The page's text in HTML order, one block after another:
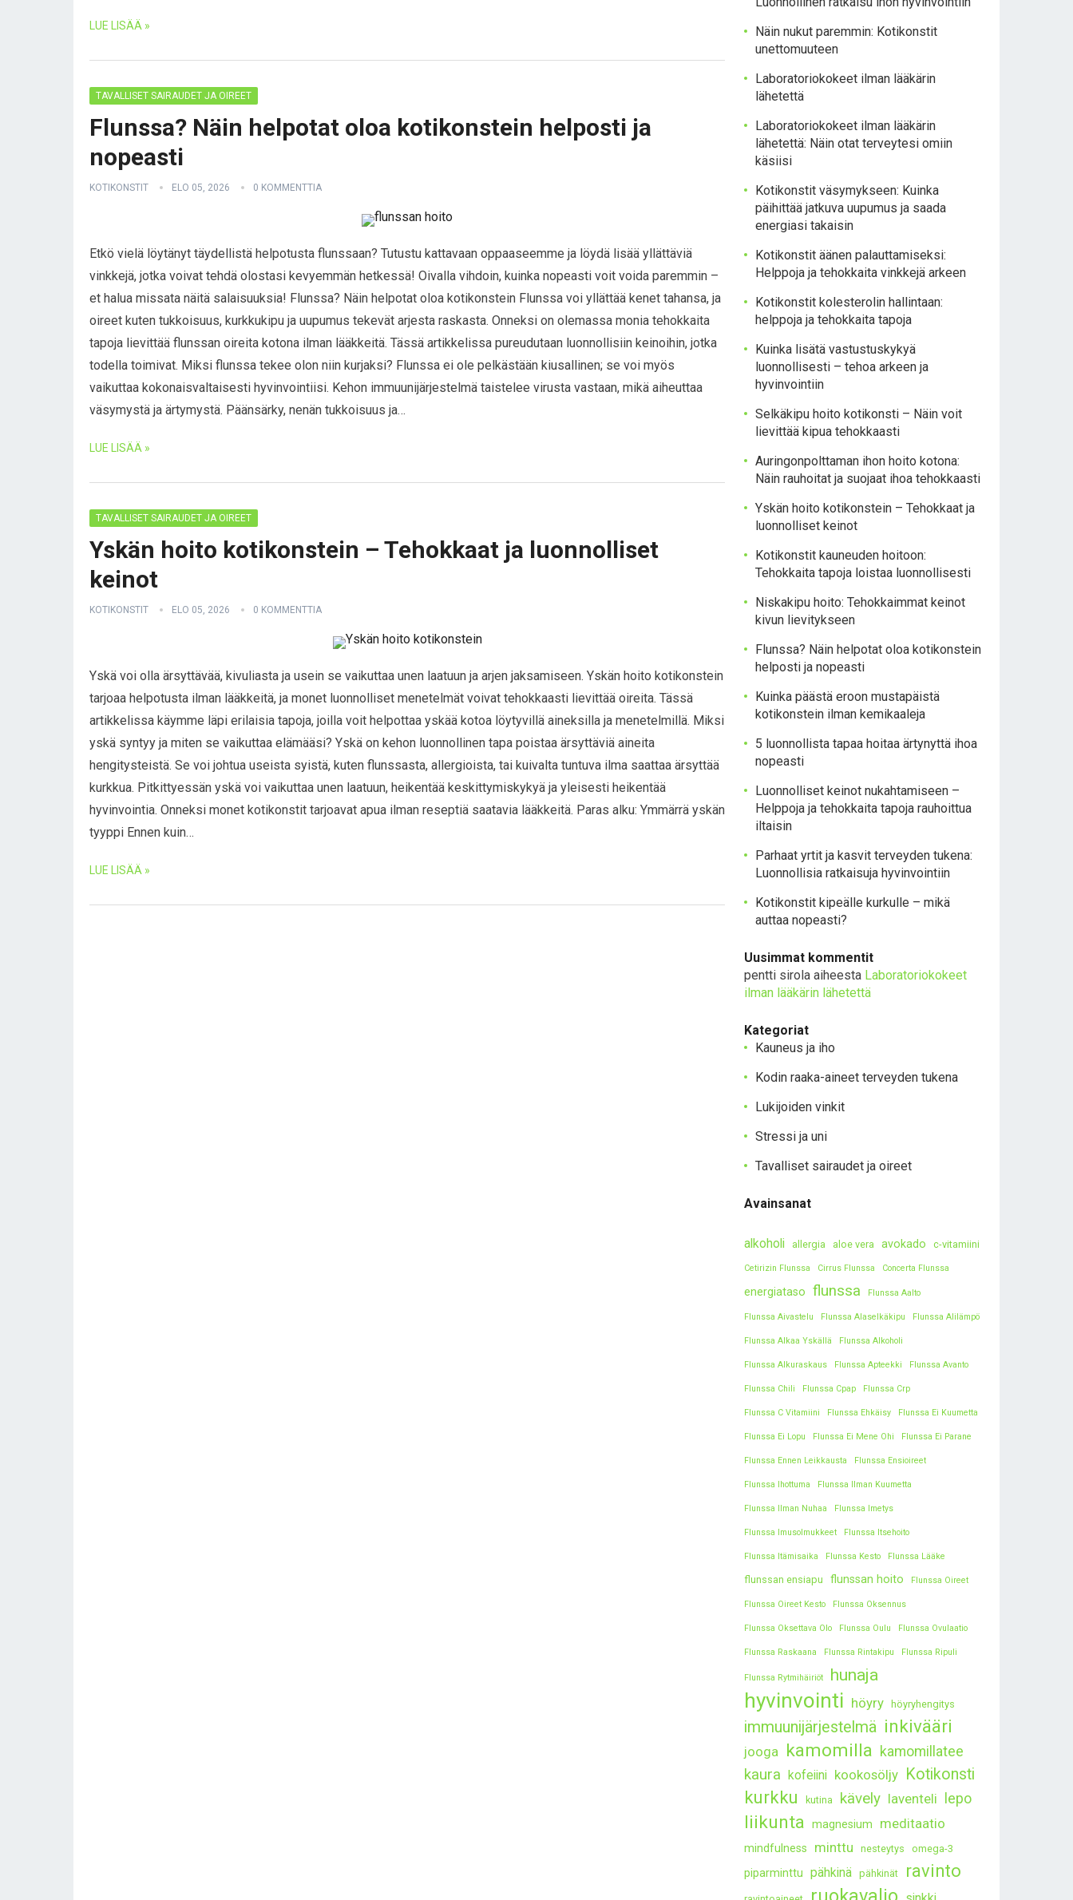
LUE LISÄÄ »
TAVALLISET SAIRAUDET JA OIREET
Flunssa? Näin helpotat oloa kotikonstein helposti ja
nopeasti
KOTIKONSTIT ELO 05, 2026 0 KOMMENTTIA
Etkö vielä löytänyt täydellistä helpotusta flunssaan? Tutustu kattavaan oppaaseemme ja löydä lisää yllättäviä
vinkkejä, jotka voivat tehdä olostasi kevyemmän hetkessä! Oivalla vihdoin, kuinka nopeasti voit voida paremmin –
et halua missata näitä salaisuuksia! Flunssa? Näin helpotat oloa kotikonstein Flunssa voi yllättää kenet tahansa, ja
oireet kuten tukkoisuus, kurkkukipu ja uupumus tekevät arjesta raskasta. Onneksi on olemassa monia tehokkaita
tapoja lievittää flunssan oireita kotona ilman lääkkeitä. Tässä artikkelissa pureudutaan luonnollisiin keinoihin, jotka
todella toimivat. Miksi flunssa tekee olon niin kurjaksi? Flunssa ei ole pelkästään kiusallinen; se voi myös
vaikuttaa kokonaisvaltaisesti hyvinvointiisi. Kehon immuunijärjestelmä taistelee virusta vastaan, mikä aiheuttaa
väsymystä ja ärtymystä. Päänsärky, nenän tukkoisuus ja…
LUE LISÄÄ »
TAVALLISET SAIRAUDET JA OIREET
Yskän hoito kotikonstein – Tehokkaat ja luonnolliset
keinot
KOTIKONSTIT ELO 05, 2026 0 KOMMENTTIA
Yskä voi olla ärsyttävää, kivuliasta ja usein se vaikuttaa unen laatuun ja arjen jaksamiseen. Yskän hoito kotikonstein
tarjoaa helpotusta ilman lääkkeitä, ja monet luonnolliset menetelmät voivat tehokkaasti lievittää oireita. Tässä
artikkelissa käymme läpi erilaisia tapoja, joilla voit helpottaa yskää kotoa löytyvillä aineksilla ja menetelmillä. Miksi
yskä syntyy ja miten se vaikuttaa elämääsi? Yskä on kehon luonnollinen tapa poistaa ärsyttäviä aineita
hengitysteistä. Se voi johtua useista syistä, kuten flunssasta, allergioista, tai kuivalta tuntuva ilma saattaa ärsyttää
kurkkua. Pitkittyessän yskä voi vaikuttaa unen laatuun, heikentää keskittymiskykyä ja yleisesti heikentää
hyvinvointia. Onneksi monet kotikonstit tarjoavat apua ilman reseptiä saatavia lääkkeitä. Paras alku: Ymmärrä yskän
tyyppi Ennen kuin…
LUE LISÄÄ »
Näin nukut paremmin: Kotikonstit
unettomuuteen
Laboratoriokokeet ilman lääkärin
lähetettä
Laboratoriokokeet ilman lääkärin
lähetettä: Näin otat terveytesi omiin
käsiisi
Kotikonstit väsymykseen: Kuinka
päihittää jatkuva uupumus ja saada
energiasi takaisin
Kotikonstit äänen palauttamiseksi:
Helppoja ja tehokkaita vinkkejä arkeen
Kotikonstit kolesterolin hallintaan:
helppoja ja tehokkaita tapoja
Kuinka lisätä vastustuskykyä
luonnollisesti – tehoa arkeen ja
hyvinvointiin
Selkäkipu hoito kotikonsti – Näin voit
lievittää kipua tehokkaasti
Auringonpolttaman ihon hoito kotona:
Näin rauhoitat ja suojaat ihoa tehokkaasti
Yskän hoito kotikonstein – Tehokkaat ja
luonnolliset keinot
Kotikonstit kauneuden hoitoon:
Tehokkaita tapoja loistaa luonnollisesti
Niskakipu hoito: Tehokkaimmat keinot
kivun lievitykseen
Flunssa? Näin helpotat oloa kotikonstein
helposti ja nopeasti
Kuinka päästä eroon mustapäistä
kotikonstein ilman kemikaaleja
5 luonnollista tapaa hoitaa ärtynyttä ihoa
nopeasti
Luonnolliset keinot nukahtamiseen –
Helppoja ja tehokkaita tapoja rauhoittua
iltaisin
Parhaat yrtit ja kasvit terveyden tukena:
Luonnollisia ratkaisuja hyvinvointiin
Kotikonstit kipeälle kurkulle – mikä
auttaa nopeasti?
Uusimmat kommentit
pentti sirola aiheesta Laboratoriokokeet
ilman lääkärin lähetettä
Kategoriat
Kauneus ja iho
Kodin raaka-aineet terveyden tukena
Lukijoiden vinkit
Stressi ja uni
Tavalliset sairaudet ja oireet
Avainsanat
alkoholi allergia aloe vera avokado c-vitamiini
Cetirizin Flunssa Cirrus Flunssa Concerta Flunssa
energiataso flunssa Flunssa Aalto
Flunssa Aivastelu Flunssa Alaselkäkipu Flunssa Alilämpö
Flunssa Alkaa Yskällä Flunssa Alkoholi
Flunssa Alkuraskaus Flunssa Apteekki Flunssa Avanto
Flunssa Chili Flunssa Cpap Flunssa Crp
Flunssa C Vitamiini Flunssa Ehkäisy Flunssa Ei Kuumetta
Flunssa Ei Lopu Flunssa Ei Mene Ohi Flunssa Ei Parane
Flunssa Ennen Leikkausta Flunssa Ensioireet
Flunssa Ihottuma Flunssa Ilman Kuumetta
Flunssa Ilman Nuhaa Flunssa Imetys
Flunssa Imusolmukkeet Flunssa Itsehoito
Flunssa Itämisaika Flunssa Kesto Flunssa Lääke
flunssan ensiapu flunssan hoito Flunssa Oireet
Flunssa Oireet Kesto Flunssa Oksennus
Flunssa Oksettava Olo Flunssa Oulu Flunssa Ovulaatio
Flunssa Raskaana Flunssa Rintakipu Flunssa Ripuli
Flunssa Rytmihäiriöt hunaja
hyvinvointi höyry höyryhengitys
immuunijärjestelmä inkivääri
jooga kamomilla kamomillatee
kaura kofeiini kookosöljy Kotikonsti
kurkku kutina kävely laventeli lepo
liikunta magnesium meditaatio
mindfulness minttu nesteytys omega-3
piparminttu pähkinä pähkinät ravinto